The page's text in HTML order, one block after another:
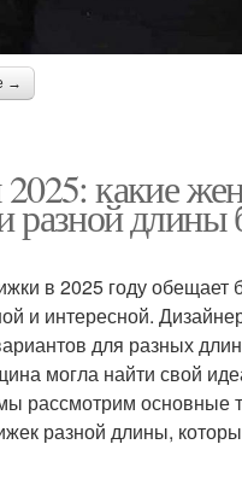
→
какие
разной длины
в 2025 году обещает
и интересной.
для разных
могла найти свой
рассмотрим основные
разной длины,